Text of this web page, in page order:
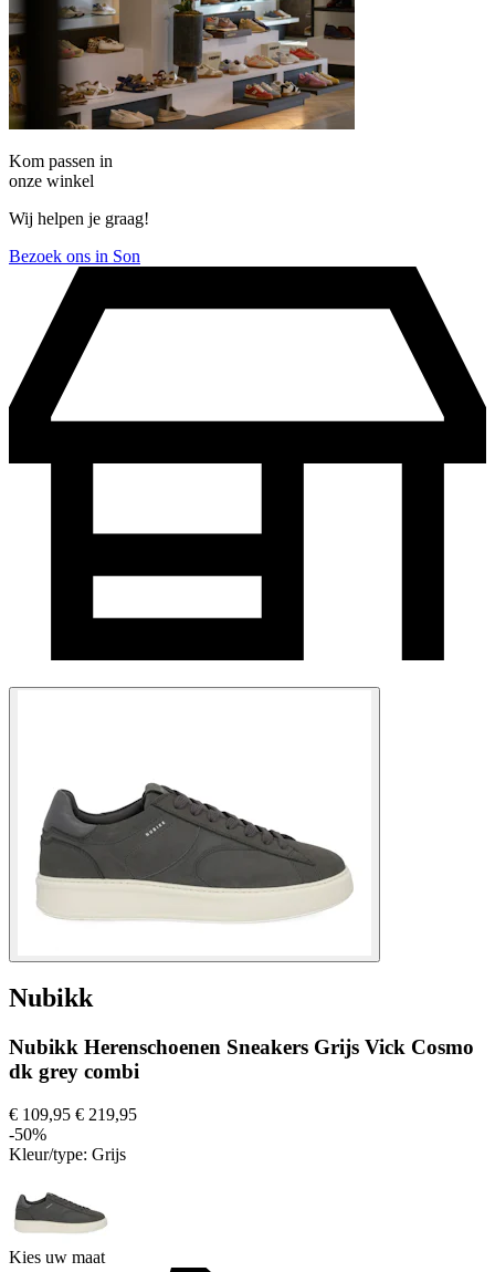
Kom passen in
onze winkel
Wij helpen je graag!
Bezoek ons in Son
Nubikk
Nubikk Herenschoenen Sneakers Grijs Vick Cosmo
dk grey combi
€ 109,95 € 219,95
-50%
Kleur/type: Grijs
Kies uw maat